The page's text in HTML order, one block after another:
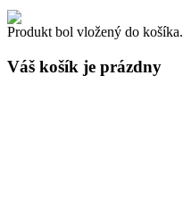
Produkt bol vložený do košíka.
Váš košík je prázdny